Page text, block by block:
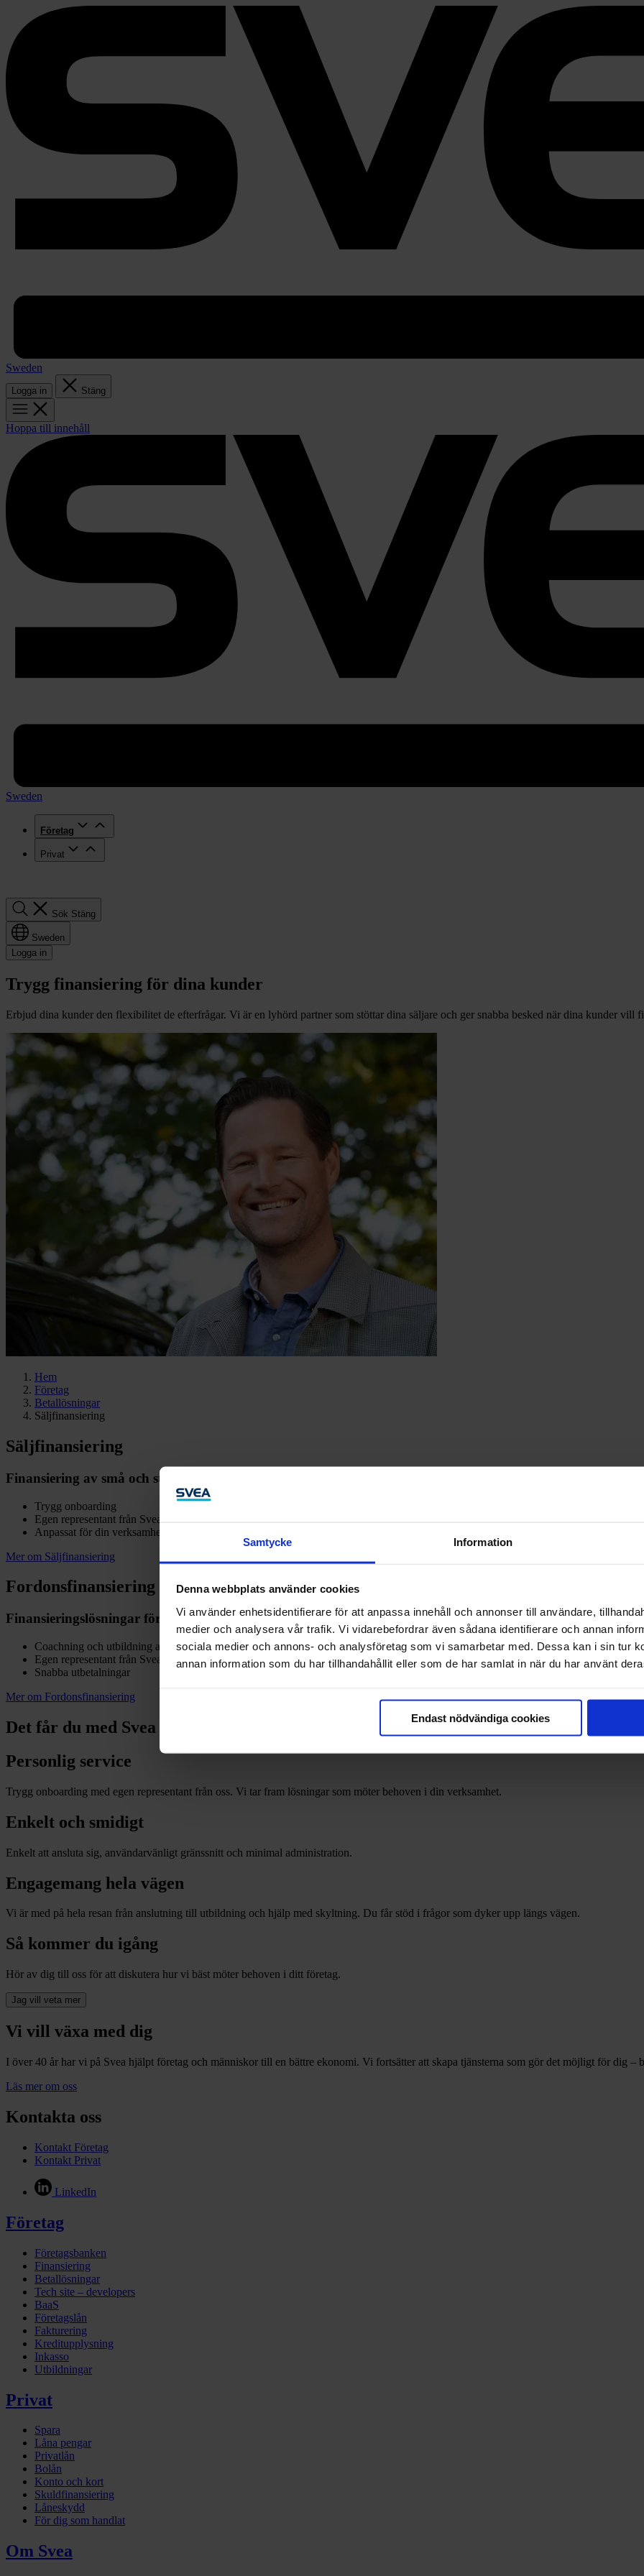
Samtycke Information
Denna webbplats använder cookies
Vi använder enhetsidentifierare för att anpassa innehåll och annonser till användare,
medier och analysera vår trafik. Vi vidarebefordrar även sådana identifierare och annan
sociala medier och annons- och analysföretag som vi samarbetar med. Dessa kan i sin tur
annan information som du har tillhandahållit eller som de har samlat in när du har använt
Endast nödvändiga cookies
Sweden
Logga in Stäng
Hoppa till innehåll
Sweden
Företag
Privat
Sök Stäng
Sweden
Logga in
Trygg finansiering för dina kunder
Erbjud dina kunder den flexibilitet de efterfrågar. Vi är en lyhörd partner som stöttar dina säljare och ger snabba besked när dina kunder vill
Hem
Företag
Betallösningar
Säljfinansiering
Säljfinansiering
Finansiering av små och stora investeringar med delbetalning i din butik
Trygg onboarding
Egen representant från Svea
Anpassat för din verksamhet
Mer om Säljfinansiering
Fordons­finansiering
Finansieringslösningar för bil, mc, skoter, släp och andra fordon
Coachning och utbildning av personal
Egen representant från Svea
Snabba utbetalningar
Mer om Fordonsfinansiering
Det får du med Svea
Personlig service
Trygg onboarding med egen representant från oss. Vi tar fram lösningar som möter behoven i din verksamhet.
Enkelt och smidigt
Enkelt att ansluta sig, användarvänligt gränssnitt och minimal administration.
Engagemang hela vägen
Vi är med på hela resan från anslutning till utbildning och hjälp med skyltning. Du får stöd i frågor som dyker upp längs vägen.
Så kommer du igång
Hör av dig till oss för att diskutera hur vi bäst möter behoven i ditt företag.
Jag vill veta mer
Vi vill växa med dig
I över 40 år har vi på Svea hjälpt företag och människor till en bättre ekonomi. Vi fortsätter att skapa tjänsterna som gör det möjligt för dig –
Läs mer om oss
Kontakta oss
Kontakt Företag
Kontakt Privat
LinkedIn
Företag
Företagsbanken
Finansiering
Betallösningar
Tech site – developers
BaaS
Företagslån
Fakturering
Kreditupplysning
Inkasso
Utbildningar
Privat
Spara
Låna pengar
Privatlån
Bolån
Konto och kort
Skuldfinansiering
Låneskydd
För dig som handlat
Om Svea